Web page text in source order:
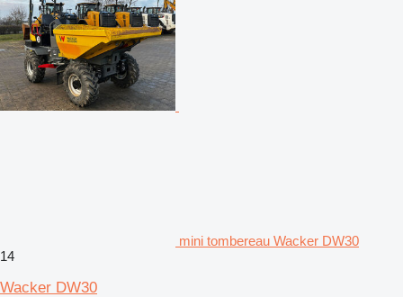
mini tombereau Wacker DW30
14
Wacker DW30